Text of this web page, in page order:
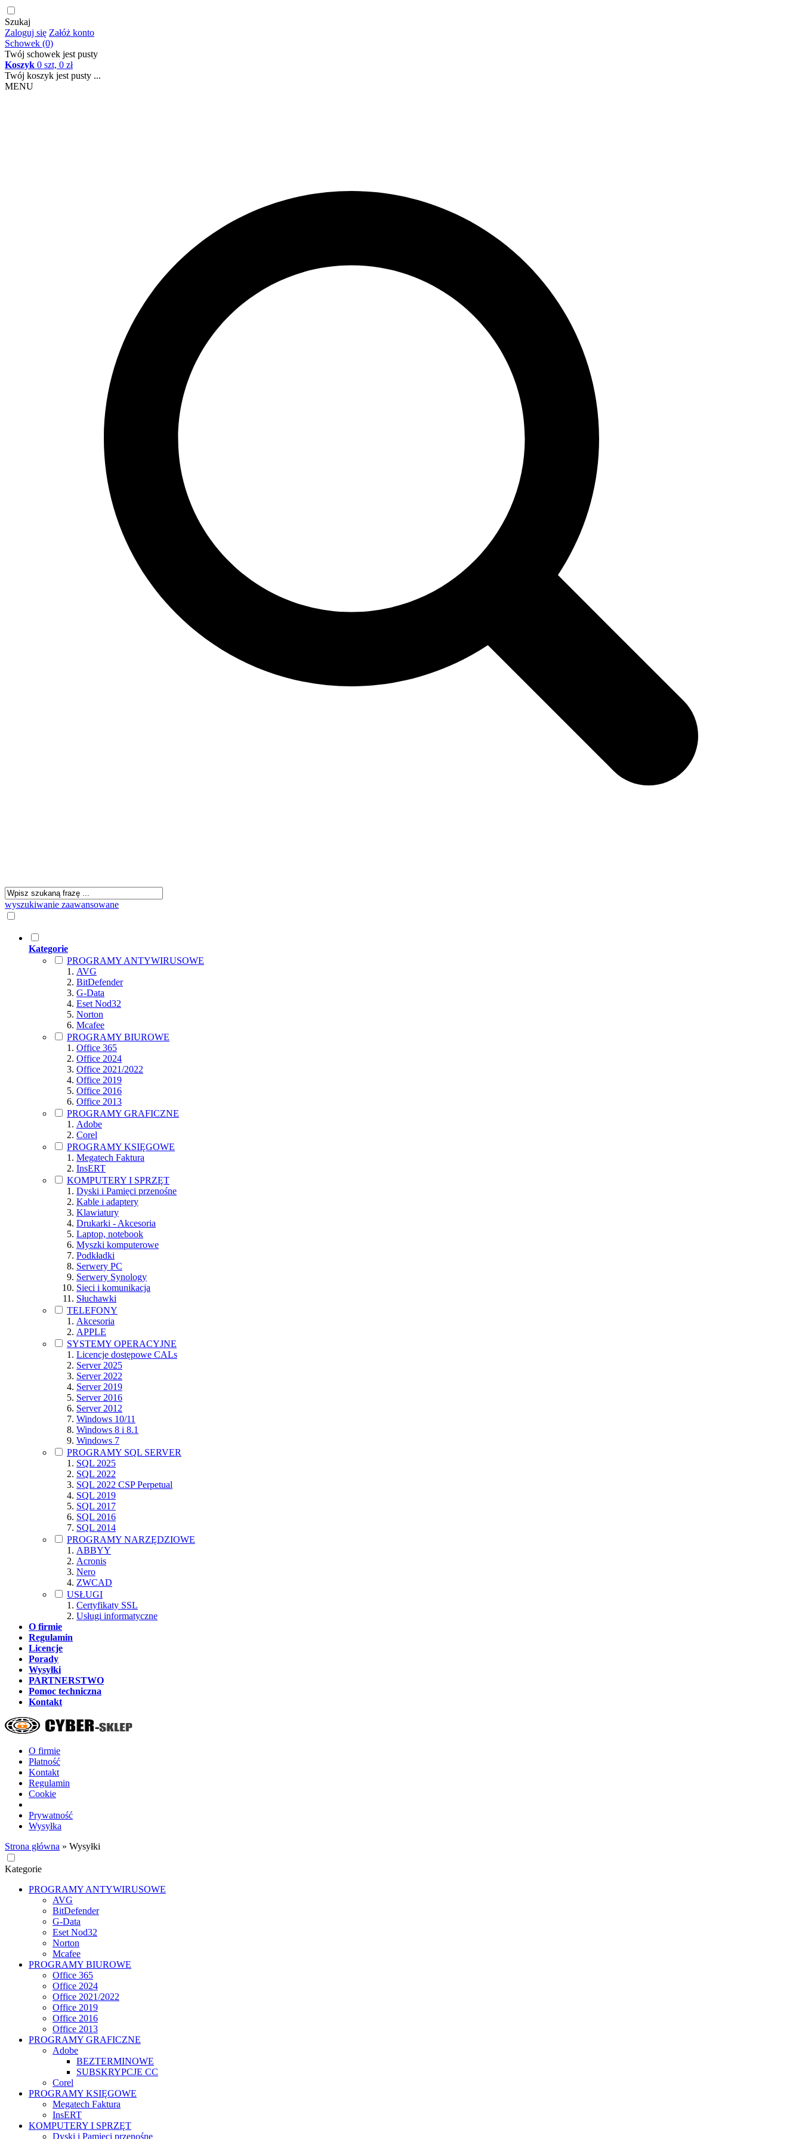
Szukaj
Zaloguj się Załóż konto
Schowek (0)
Twój schowek jest pusty
Koszyk 0 szt, 0 zł
Twój koszyk jest pusty ...
MENU
wyszukiwanie zaawansowane
Kategorie
PROGRAMY ANTYWIRUSOWE
AVG
BitDefender
G-Data
Eset Nod32
Norton
Mcafee
PROGRAMY BIUROWE
Office 365
Office 2024
Office 2021/2022
Office 2019
Office 2016
Office 2013
PROGRAMY GRAFICZNE
Adobe
Corel
PROGRAMY KSIĘGOWE
Megatech Faktura
InsERT
KOMPUTERY I SPRZĘT
Dyski i Pamięci przenośne
Kable i adaptery
Klawiatury
Drukarki - Akcesoria
Laptop, notebook
Myszki komputerowe
Podkładki
Serwery PC
Serwery Synology
Sieci i komunikacja
Słuchawki
TELEFONY
Akcesoria
APPLE
SYSTEMY OPERACYJNE
Licencje dostępowe CALs
Server 2025
Server 2022
Server 2019
Server 2016
Server 2012
Windows 10/11
Windows 8 i 8.1
Windows 7
PROGRAMY SQL SERVER
SQL 2025
SQL 2022
SQL 2022 CSP Perpetual
SQL 2019
SQL 2017
SQL 2016
SQL 2014
PROGRAMY NARZĘDZIOWE
ABBYY
Acronis
Nero
ZWCAD
USŁUGI
Certyfikaty SSL
Usługi informatyczne
O firmie
Regulamin
Licencje
Porady
Wysyłki
PARTNERSTWO
Pomoc techniczna
Kontakt
O firmie
Płatność
Kontakt
Regulamin
Cookie
Prywatność
Wysyłka
Strona główna » Wysyłki
Kategorie
PROGRAMY ANTYWIRUSOWE
AVG
BitDefender
G-Data
Eset Nod32
Norton
Mcafee
PROGRAMY BIUROWE
Office 365
Office 2024
Office 2021/2022
Office 2019
Office 2016
Office 2013
PROGRAMY GRAFICZNE
Adobe
BEZTERMINOWE
SUBSKRYPCJE CC
Corel
PROGRAMY KSIĘGOWE
Megatech Faktura
InsERT
KOMPUTERY I SPRZĘT
Dyski i Pamięci przenośne